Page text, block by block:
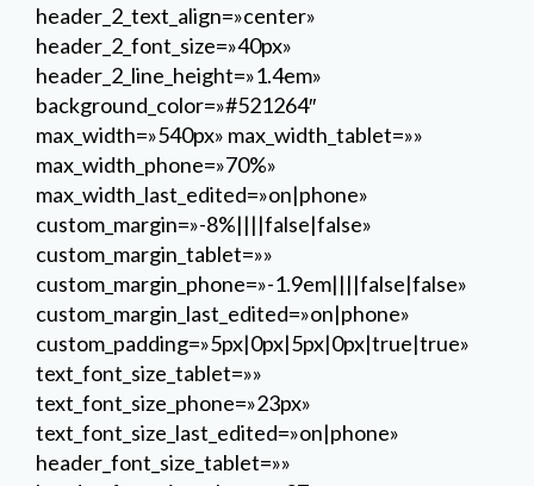
header_2_text_align=»center»
header_2_font_size=»40px»
header_2_line_height=»1.4em»
background_color=»#521264″
max_width=»540px» max_width_tablet=»»
max_width_phone=»70%»
max_width_last_edited=»on|phone»
custom_margin=»-8%||||false|false»
custom_margin_tablet=»»
custom_margin_phone=»-1.9em||||false|false»
custom_margin_last_edited=»on|phone»
custom_padding=»5px|0px|5px|0px|true|true»
text_font_size_tablet=»»
text_font_size_phone=»23px»
text_font_size_last_edited=»on|phone»
header_font_size_tablet=»»